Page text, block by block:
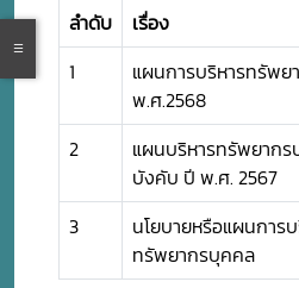
ลำดับ เรื่อง
1
แผนการบริหารทรัพ
พ.ศ.2568
2
แผนบริหารทรัพยากร
บังคับ ปี พ.ศ. 2567
3
นโยบายหรือแผนการ
ทรัพยากรบุคคล